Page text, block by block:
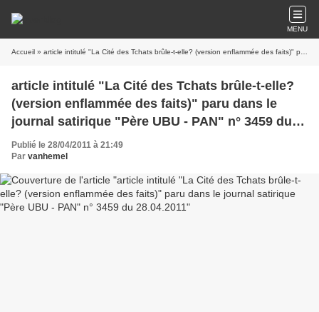
MENU
Accueil » article intitulé "La Cité des Tchats brûle-t-elle? (version enflammée des faits)" paru dans le journal satirique "Père UBU - PAN" n° 3459 du 28.04.2011
article intitulé "La Cité des Tchats brûle-t-elle?
(version enflammée des faits)" paru dans le
journal satirique "Père UBU - PAN" n° 3459 du
28.04.2011
Publié le 28/04/2011 à 21:49
Par vanhemel